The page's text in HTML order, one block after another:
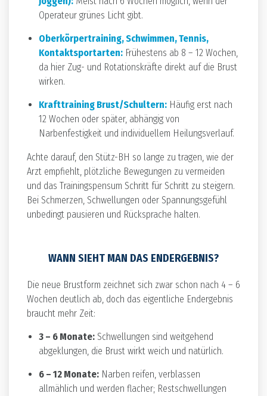
Operateur grünes Licht gibt.
Oberkörpertraining, Schwimmen, Tennis,
Kontaktsportarten: Frühestens ab 8 – 12 Wochen,
da hier Zug- und Rotationskräfte direkt auf die Brust
wirken.
Krafttraining Brust/Schultern: Häufig erst nach
12 Wochen oder später, abhängig von
Narbenfestigkeit und individuellem Heilungsverlauf.
Achte darauf, den Stütz-BH so lange zu tragen, wie der
Arzt empfiehlt, plötzliche Bewegungen zu vermeiden
und das Trainingspensum Schritt für Schritt zu steigern.
Bei Schmerzen, Schwellungen oder Spannungsgefühl
unbedingt pausieren und Rücksprache halten.
WANN SIEHT MAN DAS ENDERGEBNIS?
Die neue Brustform zeichnet sich zwar schon nach 4 – 6
Wochen deutlich ab, doch das eigentliche Endergebnis
braucht mehr Zeit:
3 – 6 Monate: Schwellungen sind weitgehend
abgeklungen, die Brust wirkt weich und natürlich.
6 – 12 Monate: Narben reifen, verblassen
allmählich und werden flacher; Restschwellungen